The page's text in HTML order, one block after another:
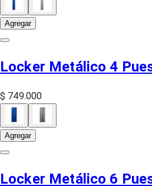
Agregar
Locker Metálico 4
$ 749.000
Agregar
Locker Metálico 6